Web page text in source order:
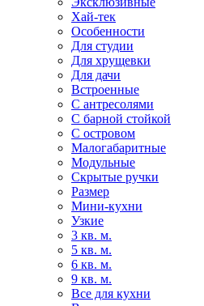
Хай-тек
Особенности
Для студии
Для хрущевки
Для дачи
Встроенные
С антресолями
С барной стойкой
С островом
Малогабаритные
Модульные
Скрытые ручки
Размер
Мини-кухни
Узкие
3 кв. м.
5 кв. м.
6 кв. м.
9 кв. м.
Все для кухни